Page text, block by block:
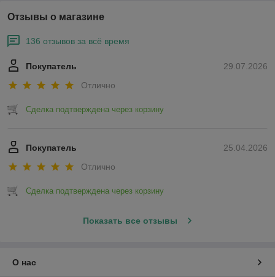
Отзывы о магазине
136 отзывов за всё время
29.07.2026
Покупатель
Отлично
Сделка подтверждена через корзину
25.04.2026
Покупатель
Отлично
Сделка подтверждена через корзину
Показать все отзывы
О нас